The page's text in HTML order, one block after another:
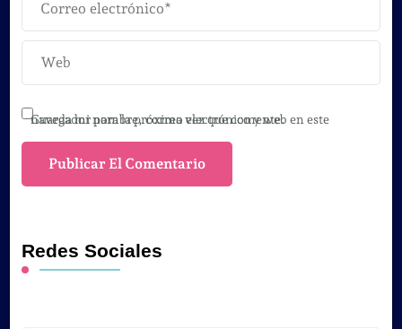
Guarda mi nombre, correo electrónico y web en este navegador para la próxima vez que comente.
Redes Sociales